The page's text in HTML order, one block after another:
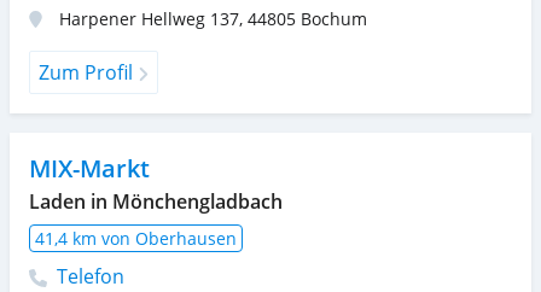
Harpener Hellweg 137, 44805 Bochum
Zum Profil
MIX-Markt
Laden in Mönchengladbach
41,4 km von Oberhausen
Telefon